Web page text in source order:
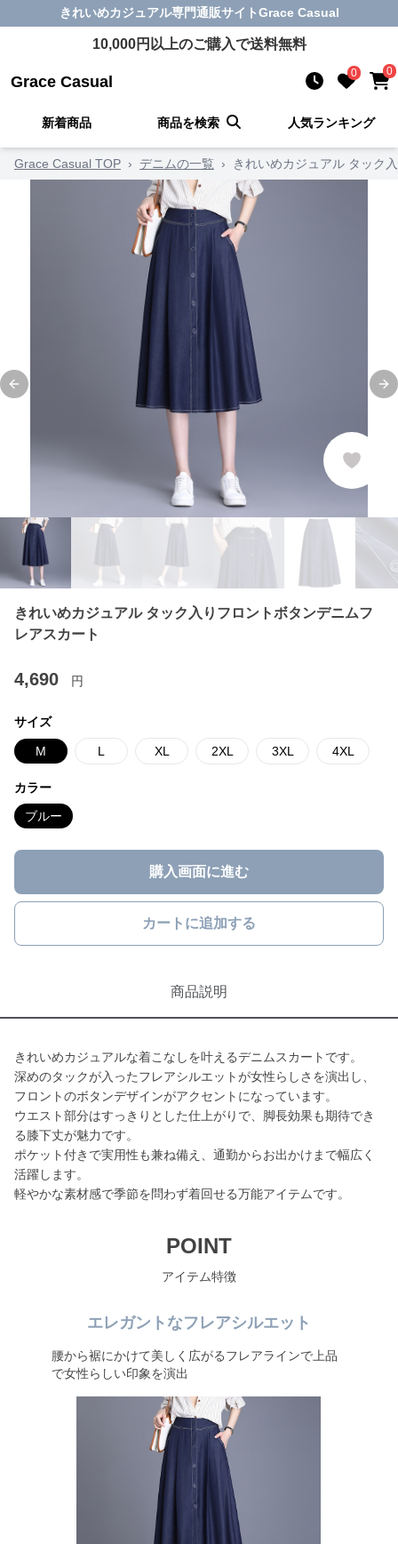
きれいめカジュアル専門通販サイトGrace Casual
10,000円以上のご購入で送料無料
Grace Casual 0 0
新着商品 商品を検索 人気ランキング
Grace Casual TOP › デニムの一覧 › きれいめカジュアル タック
Previous slide
きれいめカジュアル タック入りフロントボタンデニムフ
レアスカート
4,690 円
サイズ
M L XL 2XL 3XL 4XL
カラー
ブルー
購入画面に進む
カートに追加する
商品説明
きれいめカジュアルな着こなしを叶えるデニムスカートです。
深めのタックが入ったフレアシルエットが女性らしさを演出し、
フロントのボタンデザインがアクセントになっています。
ウエスト部分はすっきりとした仕上がりで、脚長効果も期待でき
る膝下丈が魅力です。
ポケット付きで実用性も兼ね備え、通勤からお出かけまで幅広く
活躍します。
軽やかな素材感で季節を問わず着回せる万能アイテムです。
POINT
アイテム特徴
エレガントなフレアシルエット
腰から裾にかけて美しく広がるフレアラインで上品
で女性らしい印象を演出